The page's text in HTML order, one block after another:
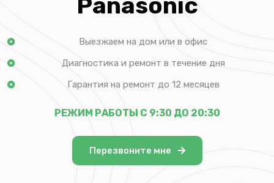
Выезжаем на дом или в офис
Диагностика и ремонт в течение дня
Гарантия на ремонт до 12 месяцев
РЕЖИМ РАБОТЫ С 9:30 ДО 20:30
Перезвоните мне